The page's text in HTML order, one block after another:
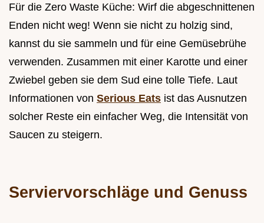
Für die Zero Waste Küche: Wirf die abgeschnittenen
Enden nicht weg! Wenn sie nicht zu holzig sind,
kannst du sie sammeln und für eine Gemüsebrühe
verwenden. Zusammen mit einer Karotte und einer
Zwiebel geben sie dem Sud eine tolle Tiefe. Laut
Informationen von Serious Eats ist das Ausnutzen
solcher Reste ein einfacher Weg, die Intensität von
Saucen zu steigern.
Serviervorschläge und Genuss